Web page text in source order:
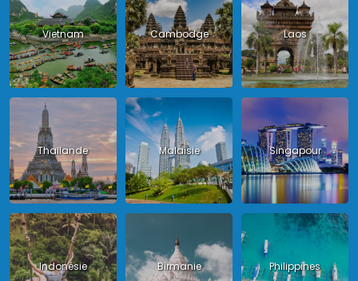
Vietnam Cambodge Laos
Thailande Malaisie Singapour
Indonésie Birmanie Philippines